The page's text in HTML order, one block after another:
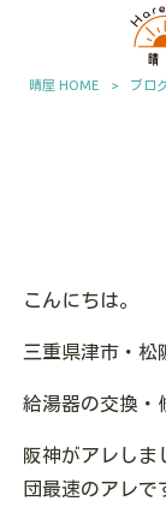
晴屋 HOME > ブロ
こんにちは。
三重県津市・松
給湯器の交換・
阪神がアレしま
団最速のアレで